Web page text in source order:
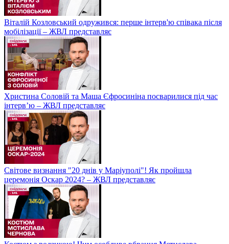
Віталій Козловський одружився: перше інтерв'ю співака після
мобілізації – ЖВЛ представляє
Христина Соловій та Маша Єфросиніна посварилися під час
інтерв’ю – ЖВЛ представляє
Світове визнання "20 днів у Маріуполі"! Як пройшла
церемонія Оскар 2024? – ЖВЛ представляє